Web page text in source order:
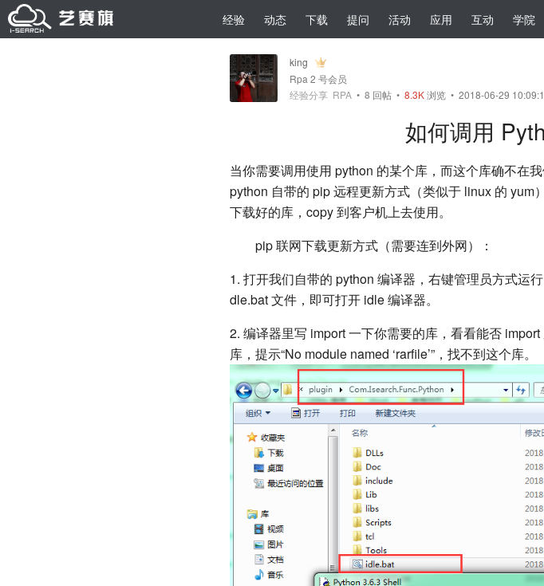
经验 动态 下载 提问 活动 应用 互动 学院
king
Rpa 2 号会员
经验分享 RPA • 8 回帖 • 8.3K浏览 • 2018-06-29
如何调用
当你需要调用使用 python 的某个库，而这个库确不在
python 自带的 pip 远程更新方式（类似于 linux 的
下载好的库，copy 到客户机上去使用。
pip 联网下载更新方式（需要连到外网）：
1. 打开我们自带的 python 编译器，右键管理员方式运
dle.bat 文件，即可打开 idle 编译器。
2. 编译器里写 import 一下你需要的库，看看能否
库，提示“No module named ‘rarfile’”，找不到这个库。